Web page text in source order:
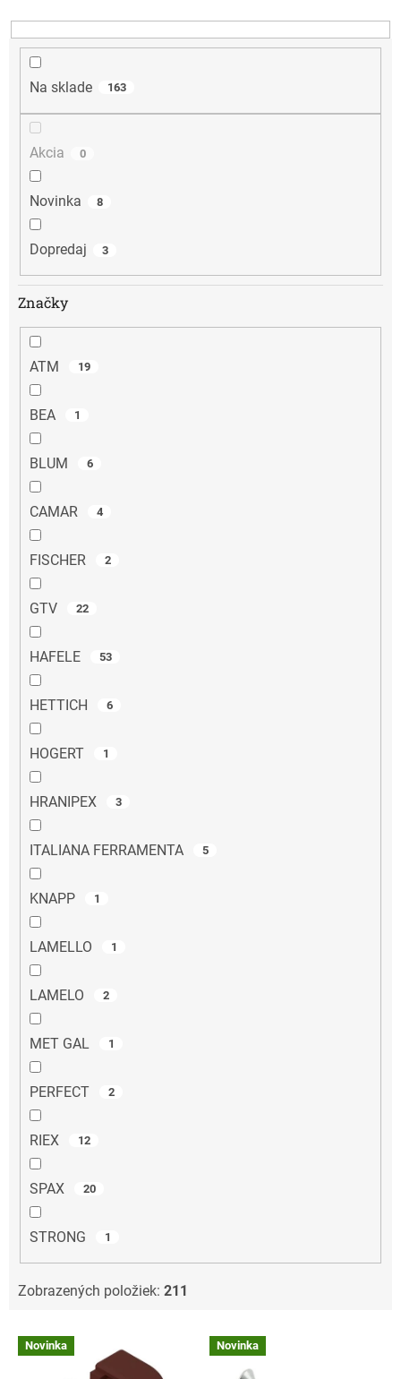
d
u
Na sklade 163
Akcia 0
Novinka 8
Dopredaj 3
Značky
ATM 19
BEA 1
BLUM 6
CAMAR 4
FISCHER 2
GTV 22
HAFELE 53
HETTICH 6
HOGERT 1
HRANIPEX 3
ITALIANA FERRAMENTA 5
KNAPP 1
LAMELLO 1
LAMELO 2
MET GAL 1
PERFECT 2
RIEX 12
SPAX 20
STRONG 1
Zobrazených položiek: 211
V
ý Novinka Novinka